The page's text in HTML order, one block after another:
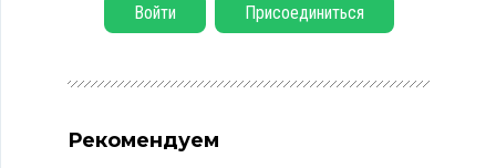
Войти Присоединиться
Рекомендуем